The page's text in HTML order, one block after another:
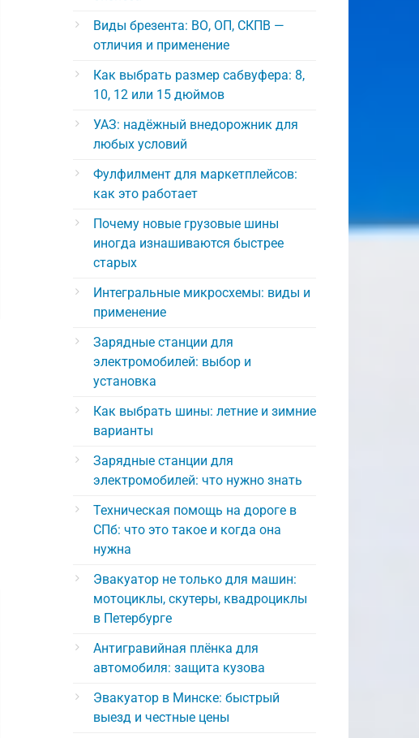
Виды брезента: ВО, ОП, СКПВ —
отличия и применение
Как выбрать размер сабвуфера: 8,
10, 12 или 15 дюймов
УАЗ: надёжный внедорожник для
любых условий
Фулфилмент для маркетплейсов:
как это работает
Почему новые грузовые шины
иногда изнашиваются быстрее
старых
Интегральные микросхемы: виды и
применение
Зарядные станции для
электромобилей: выбор и
установка
Как выбрать шины: летние и зимние
варианты
Зарядные станции для
электромобилей: что нужно знать
Техническая помощь на дороге в
СПб: что это такое и когда она
нужна
Эвакуатор не только для машин:
мотоциклы, скутеры, квадроциклы
в Петербурге
Антигравийная плёнка для
автомобиля: защита кузова
Эвакуатор в Минске: быстрый
выезд и честные цены